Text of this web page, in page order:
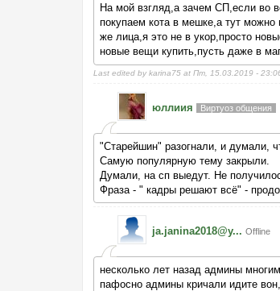
На мой взгляд,а зачем СП,если во
покупаем кота в мешке,а тут можно
же лица,я это не в укор,просто
новые вещи купить,пусть даже в
Last edited by karina75 at Пт, 15.03.2019 -
юллиия Виртуоз общения
"Старейшин" разогнали, и думали,
Самую популярную тему закрыли.
Думали, на сп выедут. Не
Фраза - " кадры решают всё" -
ja.janina2018@y... Offline
несколько лет назад админы
пафосно админы кричали идите